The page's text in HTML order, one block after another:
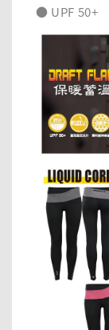
● UPF 50+